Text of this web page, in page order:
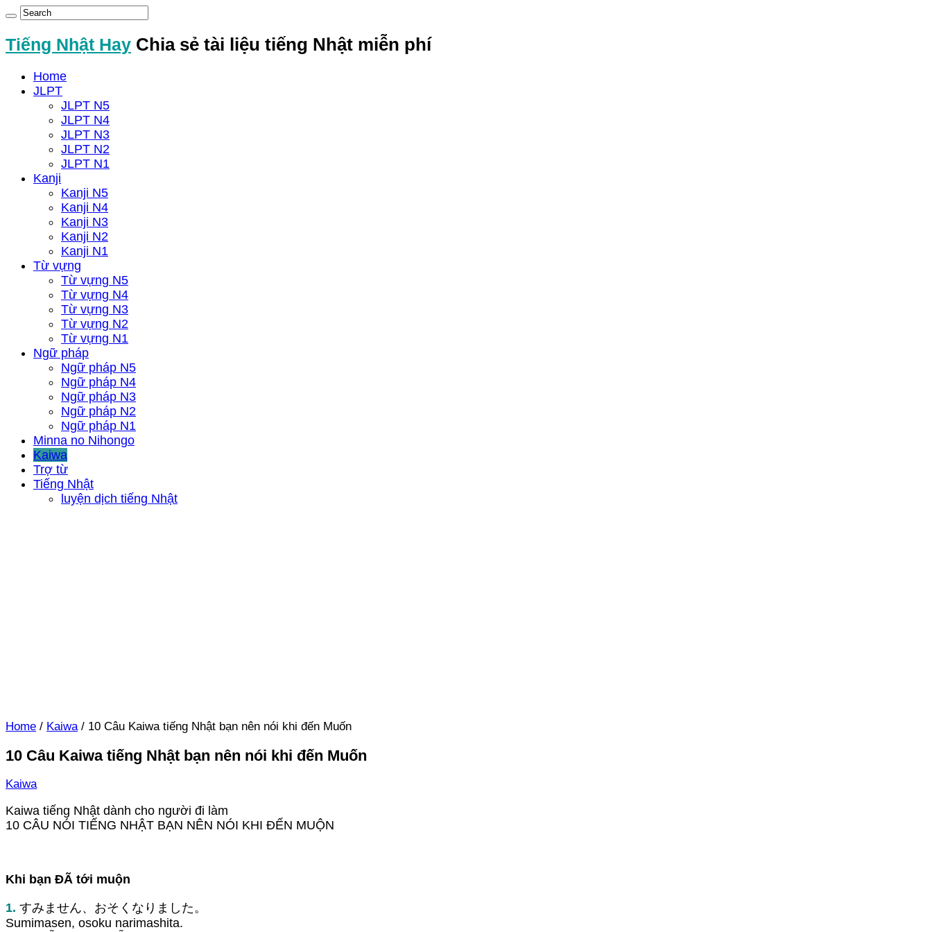
Tiếng Nhật Hay Chia sẻ tài liệu tiếng Nhật miễn phí
Home
JLPT
JLPT N5
JLPT N4
JLPT N3
JLPT N2
JLPT N1
Kanji
Kanji N5
Kanji N4
Kanji N3
Kanji N2
Kanji N1
Từ vựng
Từ vựng N5
Từ vựng N4
Từ vựng N3
Từ vựng N2
Từ vựng N1
Ngữ pháp
Ngữ pháp N5
Ngữ pháp N4
Ngữ pháp N3
Ngữ pháp N2
Ngữ pháp N1
Minna no Nihongo
Kaiwa
Trợ từ
Tiếng Nhật
luyện dịch tiếng Nhật
Home / Kaiwa / 10 Câu Kaiwa tiếng Nhật bạn nên nói khi đến Muốn
10 Câu Kaiwa tiếng Nhật bạn nên nói khi đến Muốn
Kaiwa
Kaiwa tiếng Nhật dành cho người đi làm
10 CÂU NÓI TIẾNG NHẬT BẠN NÊN NÓI KHI ĐẾN MUỘN
Khi bạn ĐÃ tới muộn
1. すみません、おそくなりました。
Sumimasen, osoku narimashita.